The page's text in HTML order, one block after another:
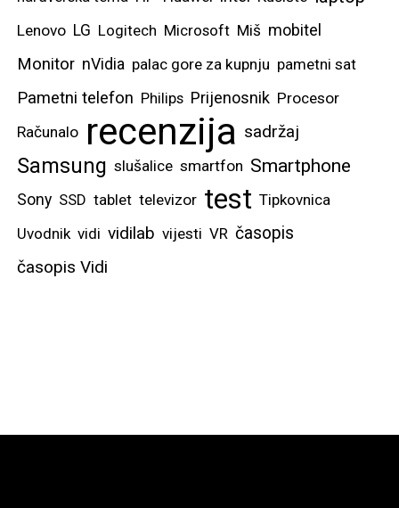
Lenovo LG Logitech Microsoft Miš mobitel
Monitor nVidia palac gore za kupnju pametni sat
Pametni telefon Philips Prijenosnik Procesor
Računalo recenzija sadržaj
Samsung slušalice smartfon Smartphone
Sony SSD tablet televizor test Tipkovnica
Uvodnik vidi vidilab vijesti VR časopis
časopis Vidi